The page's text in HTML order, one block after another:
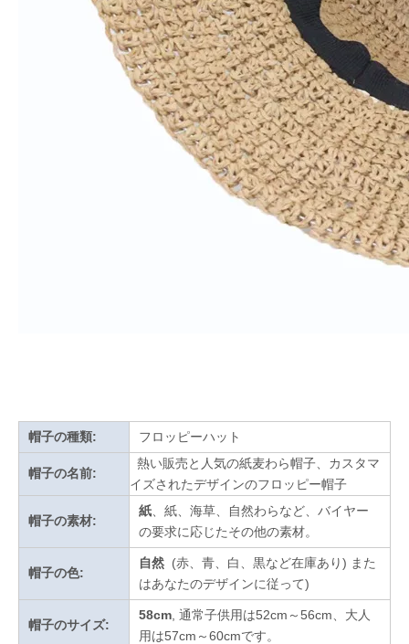
帽子の種類: フロッピーハット
帽子の名前:
熱い販売と人気の紙麦わら帽子、カスタマ
イズされたデザインのフロッピー帽子
帽子の素材:
紙 、紙、海草、自然わらなど、バイヤー
の要求に応じたその他の素材。
帽子の色:
自然 (赤、青、白、黒など在庫あり) また
はあなたのデザインに従って)
帽子のサイズ:
58cm , 通常子供用は52cm～56cm、大人
用は57cm～60cmです。